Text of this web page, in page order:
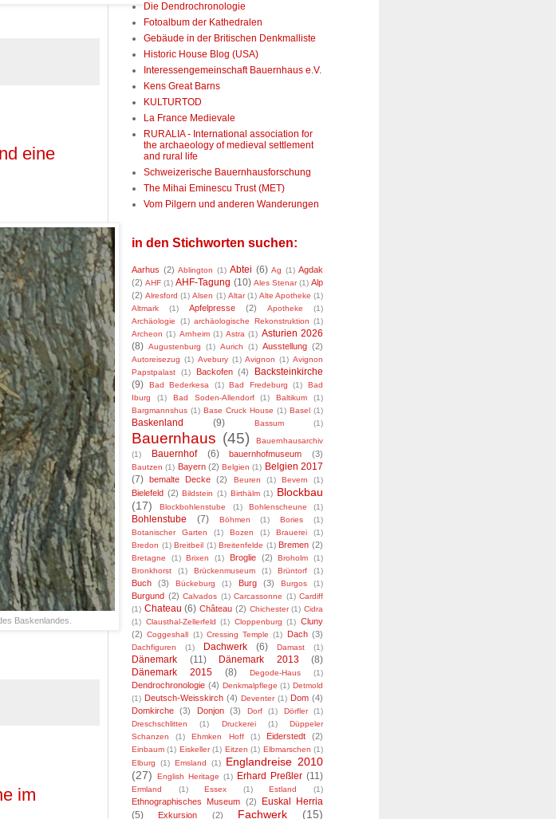
eine
Baskenlandes.
im
Die Dendrochronologie
Fotoalbum der Kathedralen
Gebäude in der Britischen Denkmalliste
Historic House Blog (USA)
Interessengemeinschaft Bauernhaus e.V.
Kens Great Barns
KULTURTOD
La France Medievale
RURALIA - International association for
the archaeology of medieval settlement
and rural life
Schweizerische Bauernhausforschung
The Mihai Eminescu Trust (MET)
Vom Pilgern und anderen Wanderungen
in den Stichworten suchen:
Aarhus (2) Ablington (1) Abtei (6) Ag (1) Agdak
(2) AHF (1) AHF-Tagung (10) Ales Stenar (1) Alp
(2) Alresford (1) Alsen (1) Altar (1) Alte Apotheke (1)
Altmark
(1) Apfelpresse (2) Apotheke
(1)
Archäologie
(1) archäologische Rekonstruktion (1)
Archeon (1) Arnheim (1) Astra (1) Asturien 2026
(8) Augustenburg (1) Aurich (1) Ausstellung (2)
Autoreisezug (1) Avebury (1) Avignon (1) Avignon
Papstpalast
(1) Backofen (4)
Backsteinkirche
(9)
Bad Bederkesa (1) Bad Fredeburg (1)
Bad
Iburg
(1) Bad Soden-Allendorf (1) Baltikum
(1)
Bargmannshus (1) Base Cruck House (1) Basel (1)
Baskenland (9) Bassum (1)
Bauernhaus (45)
Bauernhausarchiv
(1)
Bauernhof (6) bauernhofmuseum (3)
Bautzen (1) Bayern (2) Belgien (1) Belgien 2017
(7)
bemalte Decke (2) Beuren (1) Bevern (1)
Bielefeld (2) Bildstein (1) Birthälm (1) Blockbau
(17)
Blockbohlenstube (1) Bohlenscheune (1)
Bohlenstube (7) Böhmen (1) Bories
(1)
Botanischer Garten
(1) Bozen (1) Brauerei
(1)
Bredon (1) Breitbeil (1) Breitenfelde (1) Bremen (2)
Bretagne (1) Brixen (1) Broglie (2) Broholm
(1)
Bronkhorst
(1) Brückenmuseum (1) Brüntorf (1)
Buch (3) Bückeburg (1) Burg (3) Burgos (1)
Burgund (2) Calvados (1) Carcassonne (1) Cardiff
(1) Chateau (6) Château (2) Chichester (1) Cidra
(1) Clausthal-Zellerfeld (1) Cloppenburg (1) Cluny
(2) Coggeshall (1) Cressing Temple (1) Dach (3)
Dachfiguren (1) Dachwerk (6) Damast (1)
Dänemark (11) Dänemark 2013
(8)
Dänemark 2015
(8) Degode-Haus (1)
Dendrochronologie (4) Denkmalpflege (1) Detmold
(1) Deutsch-Weisskirch (4) Deventer (1) Dom (4)
Domkirche
(3) Donjon (3) Dorf (1) Dörfler
(1)
Dreschschlitten
(1) Druckerei (1)
Düppeler
Schanzen
(1) Ehmken Hoff (1) Eiderstedt (2)
Einbaum (1) Eiskeller (1) Eitzen (1) Elbmarschen (1)
Elburg
(1) Emsland (1)
Englandreise 2010
(27)
English Heritage (1) Erhard Preßler (11)
Ermland (1) Essex (1) Estland (1)
Ethnographisches Museum (2)
Euskal Herria
(5)
Exkursion (2) Fachwerk (15)